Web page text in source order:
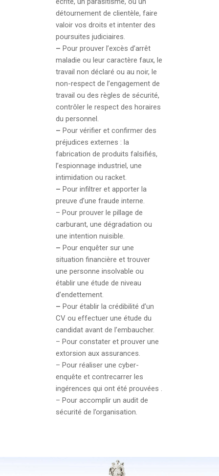
détournement de clientèle, faire
valoir vos droits et intenter des
poursuites judiciaires.
– Pour prouver l’excès d’arrêt
maladie ou leur caractère faux, le
travail non déclaré ou au noir, le
non-respect de l’engagement de
travail ou des règles de sécurité,
contrôler le respect des horaires
du personnel.
– Pour vérifier et confirmer des
préjudices externes : la
fabrication de produits falsifiés,
l’espionnage industriel, une
intimidation ou racket.
– Pour infiltrer et apporter la
preuve d’une fraude interne.
– Pour prouver le pillage de
carburant, une dégradation ou
une intention nuisible.
– Pour enquêter sur une
situation financière et trouver
une personne insolvable ou
établir une étude de niveau
d’endettement.
– Pour établir la crédibilité d’un
CV ou effectuer une étude du
candidat avant de l’embaucher.
– Pour constater et prouver une
extorsion aux assurances.
– Pour réaliser une cyber-
enquête et contrecarrer les
ingérences qui ont été prouvées .
– Pour accomplir un audit de
sécurité de l’organisation.